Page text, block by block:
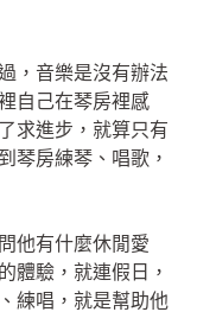
，音樂是沒有辦法
自己在琴房裡感
求進步，就算只有
琴房練琴、唱歌，
他有什麼休閒愛
體驗，就連假日，
練唱，就是幫助他